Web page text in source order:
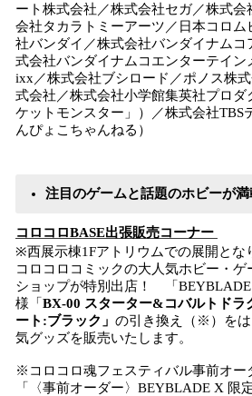
ート株式会社／株式会社セガ／株式
会社タカラトミーアーツ／日本コロム
社バンダイ／株式会社バンダイナムコ
式会社バンダイナムコエンターテイン
ixx／株式会社ブシロード／ポノス株
式会社／株式会社小学館集英社プロダ
ケットモンスター」）／株式会社TBS
んぴょこちゃんねる）
注目のゲームと話題のホビーが満
コロコロBASE出張販売コーナー
※西展示棟1Fアトリウムでの展開とな
コロコロコミックの大人気ホビー・
ショップが特別出店！ 「
様「 BX-00 スターター&コバルトドラ
ート:ブラック」 の引き換え（※）をは
気グッズを販売いたします。
※コロコロ魂フェスティバル事前オー
「〈事前オーダー〉BEYBLADE X 限